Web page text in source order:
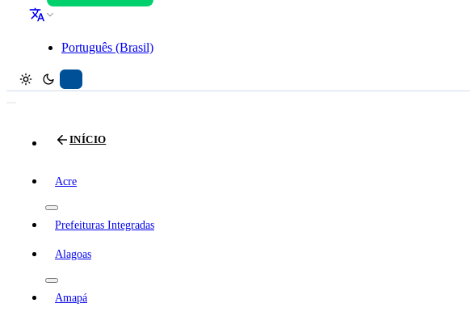
Português (Brasil)
INÍCIO
Acre
Prefeituras Integradas
Alagoas
Amapá